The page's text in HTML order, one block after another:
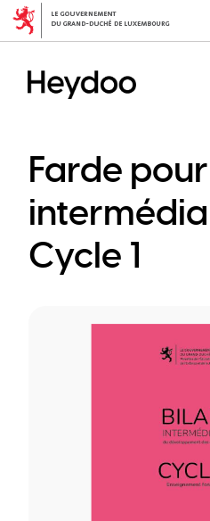
Skip
content
Farde
Cycle 1